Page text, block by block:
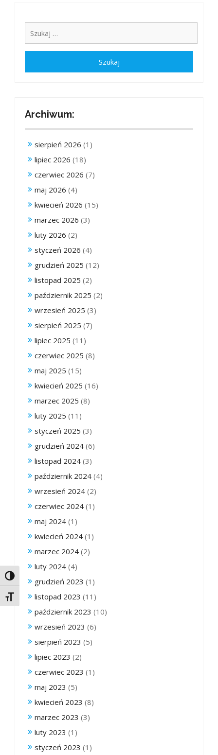
Toggle High Contrast
Toggle Font size
Archiwum:
sierpień 2026 (1)
lipiec 2026 (18)
czerwiec 2026 (7)
maj 2026 (4)
kwiecień 2026 (15)
marzec 2026 (3)
luty 2026 (2)
styczeń 2026 (4)
grudzień 2025 (12)
listopad 2025 (2)
październik 2025 (2)
wrzesień 2025 (3)
sierpień 2025 (7)
lipiec 2025 (11)
czerwiec 2025 (8)
maj 2025 (15)
kwiecień 2025 (16)
marzec 2025 (8)
luty 2025 (11)
styczeń 2025 (3)
grudzień 2024 (6)
listopad 2024 (3)
październik 2024 (4)
wrzesień 2024 (2)
czerwiec 2024 (1)
maj 2024 (1)
kwiecień 2024 (1)
marzec 2024 (2)
luty 2024 (4)
grudzień 2023 (1)
listopad 2023 (11)
październik 2023 (10)
wrzesień 2023 (6)
sierpień 2023 (5)
lipiec 2023 (2)
czerwiec 2023 (1)
maj 2023 (5)
kwiecień 2023 (8)
marzec 2023 (3)
luty 2023 (1)
styczeń 2023 (1)